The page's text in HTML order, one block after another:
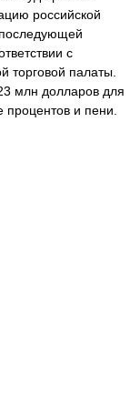
российской
последующей
с
торговой палаты.
млн долларов для
и пени.